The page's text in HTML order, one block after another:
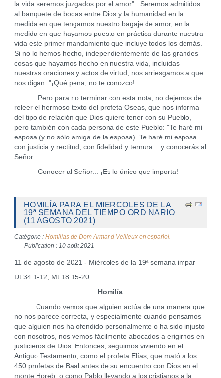
la vida seremos juzgados por el amor". Seremos admitidos
al banquete de bodas entre Dios y la humanidad en la
medida en que tengamos nuestro bagaje de amor, en la
medida en que hayamos puesto en práctica durante nuestra
vida este primer mandamiento que incluye todos los demás.
Si no lo hemos hecho, independientemente de las grandes
cosas que hayamos hecho en nuestra vida, incluidas
nuestras oraciones y actos de virtud, nos arriesgamos a que
nos digan: "¡Qué pena, no te conozco!
Pero para no terminar con esta nota, no dejemos de
releer el hermoso texto del profeta Oseas, que nos informa
del tipo de relación que Dios quiere tener con su Pueblo,
pero también con cada persona de este Pueblo: "Te haré mi
esposa (y no sólo amiga de la esposa). Te haré mi esposa
con justicia y rectitud, con fidelidad y ternura... y conocerás al
Señor.
Conocer al Señor... ¡Es lo único que importa!
HOMILÍA PARA EL MIERCOLES DE LA
19ª SEMANA DEL TIEMPO ORDINARIO
(11 AGOSTO 2021)
Catégorie : Homilías de Dom Armand Veilleux en español.
Publication : 10 août 2021
11 de agosto de 2021 - Miércoles de la 19ª semana impar
Dt 34:1-12; Mt 18:15-20
Homilía
Cuando vemos que alguien actúa de una manera que
no nos parece correcta, y especialmente cuando pensamos
que alguien nos ha ofendido personalmente o ha sido injusto
con nosotros, nos vemos fácilmente abocados a erigirnos en
justicieros de Dios. Entonces, seguimos viviendo en el
Antiguo Testamento, como el profeta Elías, que mató a los
450 profetas de Baal antes de su encuentro con Dios en el
monte Horeb, o como Pablo llevando a los cristianos a la